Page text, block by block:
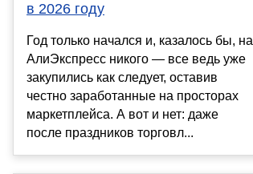
в 2026 году
Год только начался и, казалось бы, на
АлиЭкспресс никого — все ведь уже
закупились как следует, оставив
честно заработанные на просторах
маркетплейса. А вот и нет: даже
после праздников торговл...